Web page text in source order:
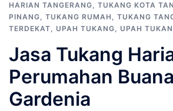
HARIAN TANGERANG, TUKANG KOTA
PINANG, TUKANG RUMAH , TUKANG
TERDEKAT, UPAH TUKANG, UPAH
Jasa Tukang
Perumahan Buana
Gardenia